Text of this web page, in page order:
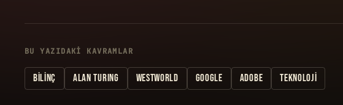
BU YAZIDAKI KAVRAMLAR
BILINÇ ALAN TURING WESTWORLD GOOGLE ADOBE TEKNOLOJI